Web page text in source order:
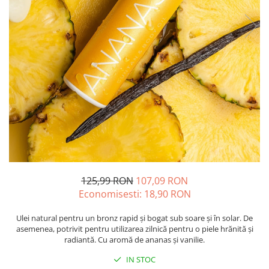
Piele, păr & unghii
Tranzit intestinal
Colesterol & tensiune
Sănătatea copiilor
Performanta sportiva
Sanatate Orala
Alergii
Anti Intepaturi
Îngrijirea Tenului
Creme de față
Seruri
Creme cu SPF
Demachiante
Geluri de curățare
Ape micelare
Tonere
Măști pentru față
Exfoliante
Creme pentru ochi
Îngrijirea Corpului
Creme de corp
Loțiuni
Unturi de corp
Colagen
Creatina
Crom
Curcumin (Turmeric)
Enzime
Fibre
Fier
Garcinia
Ghimbir
Glucozamina
Zinc Bisglicinat
125,99 RON 107,09 RON
Economisesti: 18,90 RON
Ulei natural pentru un bronz rapid și bogat sub soare și în solar. De
asemenea, potrivit pentru utilizarea zilnică pentru o piele hrănită și
radiantă. Cu aromă de ananas și vanilie.
IN STOC